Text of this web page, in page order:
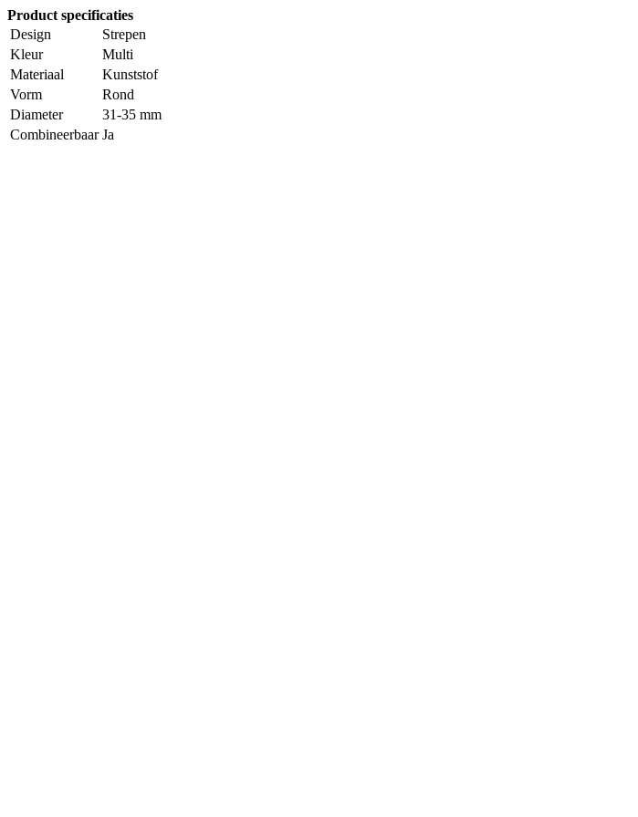
Product specificaties
Design
Strepen
Kleur
Multi
Materiaal
Kunststof
Vorm
Rond
Diameter
31-35 mm
Combineerbaar Ja